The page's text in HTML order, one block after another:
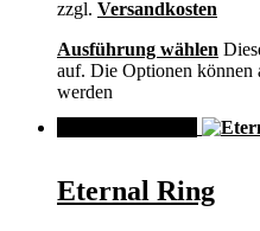
zzgl. Versandkosten
Ausführung wählen
auf. Die Optionen können
werden
Eternal Ring